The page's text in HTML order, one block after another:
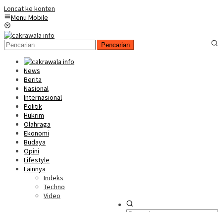
Loncat ke konten
Menu Mobile
Pencarian
News
Berita
Nasional
Internasional
Politik
Hukrim
Olahraga
Ekonomi
Budaya
Opini
Lifestyle
Lainnya
Indeks
Techno
Video